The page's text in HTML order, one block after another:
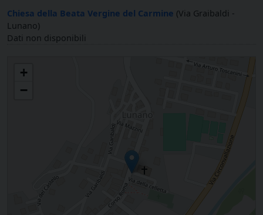
Chiesa della Beata Vergine del Carmine (Via Graibaldi -
Lunano)
Dati non disponibili
+
−